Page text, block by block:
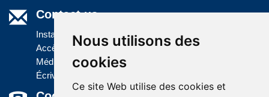
Nous utilisons des
cookies
Ce site Web utilise des cookies et
Contact us
Installations
Accès à l'information
Médias
Écrivez-nous